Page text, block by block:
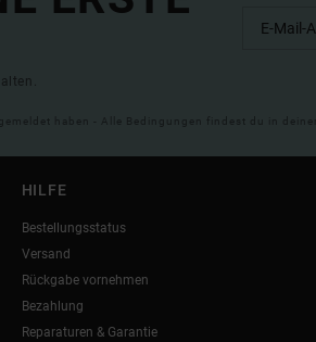
haben - Alle Bedingungen findest du in
HILFE
Bestellungsstatus
Versand
Rückgabe vornehmen
Bezahlung
Reparaturen & Garantie